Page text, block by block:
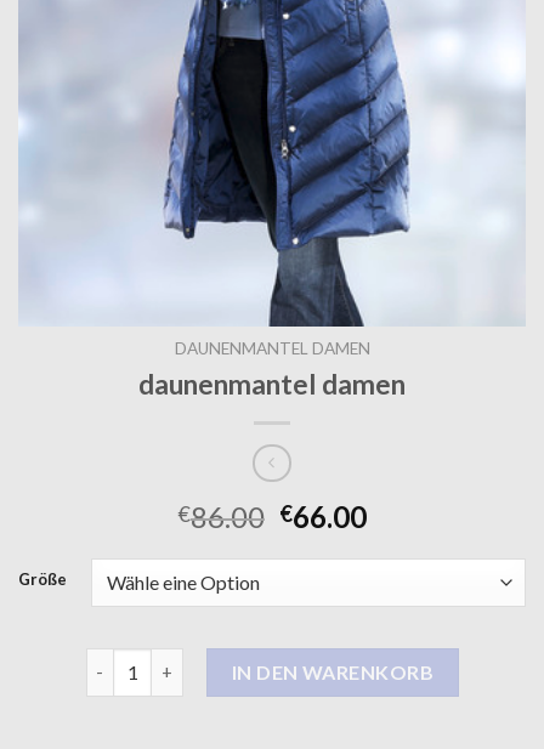
DAUNENMANTEL DAMEN
daunenmantel damen
€86.00 €66.00
Größe
IN DEN WARENKORB